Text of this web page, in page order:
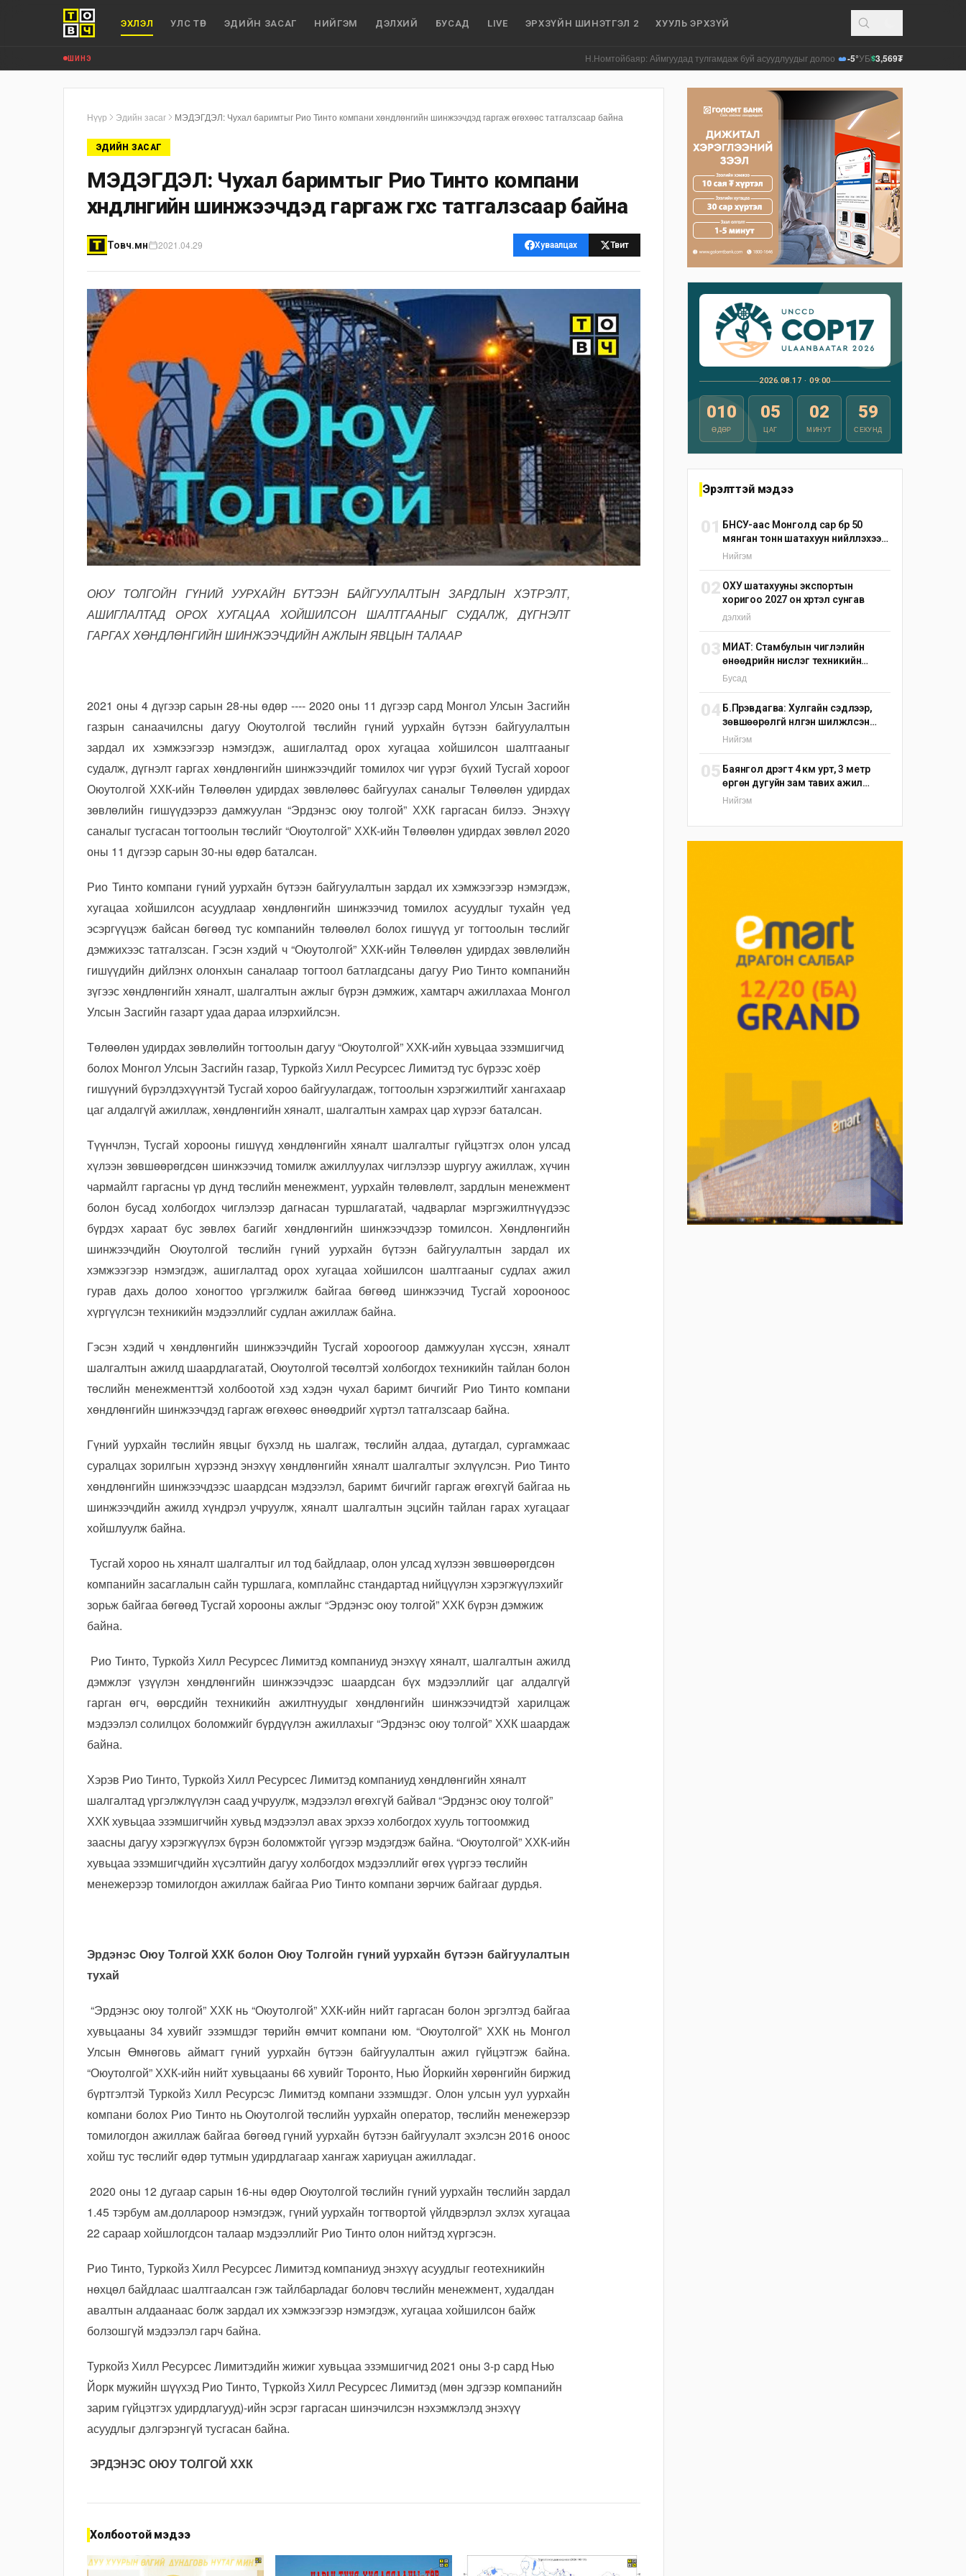
ЭХЛЭЛ УЛС ТӨР ЭДИЙН ЗАСАГ НИЙГЭМ ДЭЛХИЙ БУСАД LIVE ЭРХЗҮЙН ШИНЭТГЭЛ 2 ХУУЛЬ ЭРХЗҮЙ
ШИНЭ Н.Номтойбаяр: Аймгуудад тулгамдаж буй асуудлуудыг долоо хоног бүр Засгийн газрын хуралдаанд
-5°УБ$3,569₮
Нүүр Эдийн засаг МЭДЭГДЭЛ: Чухал баримтыг Рио Тинто компани хөндлөнгийн шинжээчдэд гаргаж өгөхөөс татгалзсаар байна
ЭДИЙН ЗАСАГ
МЭДЭГДЭЛ: Чухал баримтыг Рио Тинто компани
хөндлөнгийн шинжээчдэд гаргаж өгөхөөс татгалзсаар байна
Товч.мн 2021.04.29 Хуваалцах Твит
ОЮУ ТОЛГОЙН ГҮНИЙ УУРХАЙН БҮТЭЭН БАЙГУУЛАЛТЫН ЗАРДЛЫН ХЭТРЭЛТ,
АШИГЛАЛТАД ОРОХ ХУГАЦАА ХОЙШИЛСОН ШАЛТГААНЫГ СУДАЛЖ, ДҮГНЭЛТ
ГАРГАХ ХӨНДЛӨНГИЙН ШИНЖЭЭЧДИЙН АЖЛЫН ЯВЦЫН ТАЛААР
2021 оны 4 дүгээр сарын 28-ны өдөр ---- 2020 оны 11 дүгээр сард Монгол Улсын Засгийн
газрын санаачилсны дагуу Оюутолгой төслийн гүний уурхайн бүтээн байгуулалтын
зардал их хэмжээгээр нэмэгдэж, ашиглалтад орох хугацаа хойшилсон шалтгааныг
судалж, дүгнэлт гаргах хөндлөнгийн шинжээчдийг томилох чиг үүрэг бүхий Тусгай хороог
Оюутолгой ХХК-ийн Төлөөлөн удирдах зөвлөлөөс байгуулах саналыг Төлөөлөн удирдах
зөвлөлийн гишүүдээрээ дамжуулан “Эрдэнэс оюу толгой” ХХК гаргасан билээ. Энэхүү
саналыг тусгасан тогтоолын төслийг “Оюутолгой” ХХК-ийн Төлөөлөн удирдах зөвлөл 2020
оны 11 дүгээр сарын 30-ны өдөр баталсан.
Рио Тинто компани гүний уурхайн бүтээн байгуулалтын зардал их хэмжээгээр нэмэгдэж,
хугацаа хойшилсон асуудлаар хөндлөнгийн шинжээчид томилох асуудлыг тухайн үед
эсэргүүцэж байсан бөгөөд тус компанийн төлөөлөл болох гишүүд уг тогтоолын төслийг
дэмжихээс татгалзсан. Гэсэн хэдий ч “Оюутолгой” ХХК-ийн Төлөөлөн удирдах зөвлөлийн
гишүүдийн дийлэнх олонхын саналаар тогтоол батлагдсаны дагуу Рио Тинто компанийн
зүгээс хөндлөнгийн хяналт, шалгалтын ажлыг бүрэн дэмжиж, хамтарч ажиллахаа Монгол
Улсын Засгийн газарт удаа дараа илэрхийлсэн.
Төлөөлөн удирдах зөвлөлийн тогтоолын дагуу “Оюутолгой” ХХК-ийн хувьцаа эзэмшигчид
болох Монгол Улсын Засгийн газар, Туркойз Хилл Ресурсес Лимитэд тус бүрээс хоёр
гишүүний бүрэлдэхүүнтэй Тусгай хороо байгуулагдаж, тогтоолын хэрэгжилтийг хангахаар
цаг алдалгүй ажиллаж, хөндлөнгийн хяналт, шалгалтын хамрах цар хүрээг баталсан.
Түүнчлэн, Тусгай хорооны гишүүд хөндлөнгийн хяналт шалгалтыг гүйцэтгэх олон улсад
хүлээн зөвшөөрөгдсөн шинжээчид томилж ажиллуулах чиглэлээр шургуу ажиллаж, хүчин
чармайлт гаргасны үр дүнд төслийн менежмент, уурхайн төлөвлөлт, зардлын менежмент
болон бусад холбогдох чиглэлээр дагнасан туршлагатай, чадварлаг мэргэжилтнүүдээс
бүрдэх хараат бус зөвлөх багийг хөндлөнгийн шинжээчдээр томилсон. Хөндлөнгийн
шинжээчдийн Оюутолгой төслийн гүний уурхайн бүтээн байгуулалтын зардал их
хэмжээгээр нэмэгдэж, ашиглалтад орох хугацаа хойшилсон шалтгааныг судлах ажил
гурав дахь долоо хоногтоо үргэлжилж байгаа бөгөөд шинжээчид Тусгай хорооноос
хүргүүлсэн техникийн мэдээллийг судлан ажиллаж байна.
Гэсэн хэдий ч хөндлөнгийн шинжээчдийн Тусгай хороогоор дамжуулан хүссэн, хяналт
шалгалтын ажилд шаардлагатай, Оюутолгой төсөлтэй холбогдох техникийн тайлан болон
төслийн менежменттэй холбоотой хэд хэдэн чухал баримт бичгийг Рио Тинто компани
хөндлөнгийн шинжээчдэд гаргаж өгөхөөс өнөөдрийг хүртэл татгалзсаар байна.
Гүний уурхайн төслийн явцыг бүхэлд нь шалгаж, төслийн алдаа, дутагдал, сургамжаас
суралцах зорилгын хүрээнд энэхүү хөндлөнгийн хяналт шалгалтыг эхлүүлсэн. Рио Тинто
хөндлөнгийн шинжээчдээс шаардсан мэдээлэл, баримт бичгийг гаргаж өгөхгүй байгаа нь
шинжээчдийн ажилд хүндрэл учруулж, хяналт шалгалтын эцсийн тайлан гарах хугацааг
хойшлуулж байна.
Тусгай хороо нь хяналт шалгалтыг ил тод байдлаар, олон улсад хүлээн зөвшөөрөгдсөн
компанийн засаглалын сайн туршлага, комплайнс стандартад нийцүүлэн хэрэгжүүлэхийг
зорьж байгаа бөгөөд Тусгай хорооны ажлыг “Эрдэнэс оюу толгой” ХХК бүрэн дэмжиж
байна.
Рио Тинто, Туркойз Хилл Ресурсес Лимитэд компаниуд энэхүү хяналт, шалгалтын ажилд
дэмжлэг үзүүлэн хөндлөнгийн шинжээчдээс шаардсан бүх мэдээллийг цаг алдалгүй
гарган өгч, өөрсдийн техникийн ажилтнуудыг хөндлөнгийн шинжээчидтэй харилцаж
мэдээлэл солилцох боломжийг бүрдүүлэн ажиллахыг “Эрдэнэс оюу толгой” ХХК шаардаж
байна.
Хэрэв Рио Тинто, Туркойз Хилл Ресурсес Лимитэд компаниуд хөндлөнгийн хяналт
шалгалтад үргэлжлүүлэн саад учруулж, мэдээлэл өгөхгүй байвал “Эрдэнэс оюу толгой”
ХХК хувьцаа эзэмшигчийн хувьд мэдээлэл авах эрхээ холбогдох хууль тогтоомжид
заасны дагуу хэрэгжүүлэх бүрэн боломжтойг үүгээр мэдэгдэж байна. “Оюутолгой” ХХК-ийн
хувьцаа эзэмшигчдийн хүсэлтийн дагуу холбогдох мэдээллийг өгөх үүргээ төслийн
менежерээр томилогдон ажиллаж байгаа Рио Тинто компани зөрчиж байгааг дурдья.
Эрдэнэс Оюу Толгой ХХК болон Оюу Толгойн гүний уурхайн бүтээн байгуулалтын
тухай
“Эрдэнэс оюу толгой” ХХК нь “Оюутолгой” ХХК-ийн нийт гаргасан болон эргэлтэд байгаа
хувьцааны 34 хувийг эзэмшдэг төрийн өмчит компани юм. “Оюутолгой” ХХК нь Монгол
Улсын Өмнөговь аймагт гүний уурхайн бүтээн байгуулалтын ажил гүйцэтгэж байна.
“Оюутолгой” ХХК-ийн нийт хувьцааны 66 хувийг Торонто, Нью Йоркийн хөрөнгийн биржид
бүртгэлтэй Туркойз Хилл Ресурсэс Лимитэд компани эзэмшдэг. Олон улсын уул уурхайн
компани болох Рио Тинто нь Оюутолгой төслийн уурхайн оператор, төслийн менежерээр
томилогдон ажиллаж байгаа бөгөөд гүний уурхайн бүтээн байгуулалт эхэлсэн 2016 оноос
хойш тус төслийг өдөр тутмын удирдлагаар хангаж хариуцан ажилладаг.
2020 оны 12 дугаар сарын 16-ны өдөр Оюутолгой төслийн гүний уурхайн төслийн зардал
1.45 тэрбум ам.доллароор нэмэгдэж, гүний уурхайн тогтвортой үйлдвэрлэл эхлэх хугацаа
22 сараар хойшлогдсон талаар мэдээллийг Рио Тинто олон нийтэд хүргэсэн.
Рио Тинто, Туркойз Хилл Ресурсес Лимитэд компаниуд энэхүү асуудлыг геотехникийн
нөхцөл байдлаас шалтгаалсан гэж тайлбарладаг боловч төслийн менежмент, худалдан
авалтын алдаанаас болж зардал их хэмжээгээр нэмэгдэж, хугацаа хойшилсон байж
болзошгүй мэдээлэл гарч байна.
Туркойз Хилл Ресурсес Лимитэдийн жижиг хувьцаа эзэмшигчид 2021 оны 3-р сард Нью
Йорк мужийн шүүхэд Рио Тинто, Түркойз Хилл Ресурсес Лимитэд (мөн эдгээр компанийн
зарим гүйцэтгэх удирдлагууд)-ийн эсрэг гаргасан шинэчилсэн нэхэмжлэлд энэхүү
асуудлыг дэлгэрэнгүй тусгасан байна.
ЭРДЭНЭС ОЮУ ТОЛГОЙ ХХК
Холбоотой мэдээ
2026.08.17 · 09:00
010
ӨДӨР
05
ЦАГ
02
МИНУТ
57
СЕКУНД
Эрэлттэй мэдээ
01 БНСУ-аас Монголд сар бүр 50
мянган тонн шатахуун нийлүүлэхээр
тохиролцжээ
Нийгэм
02 ОХУ шатахууны экспортын
хоригоо 2027 он хүртэл сунгав
дэлхий
03 МИАТ: Стамбулын чиглэлийн
өнөөдрийн нислэг техникийн
шалтгаанаар цуцлагдлаа
Бусад
04 Б.Пүрэвдагва: Хулгайн сэдлээр,
зөвшөөрөлгүй нүүлгэн шилжүүлсэн
С.Зоригийн хөшөөг өнөөдрийн
Нийгэм
05 Баянгол дүүрэгт 4 км урт, 3 метр
өргөн дугуйн зам тавих ажил
үргэлжилж байна
Нийгэм